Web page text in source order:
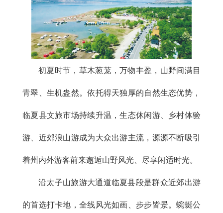
初夏时节，草木葱茏，万物丰盈，山野间满目
青翠、生机盎然。依托得天独厚的自然生态优势，
临夏县文旅市场持续升温，生态休闲游、乡村体验
游、近郊浪山游成为大众出游主流，源源不断吸引
着州内外游客前来邂逅山野风光、尽享闲适时光。
沿太子山旅游大通道临夏县段是群众近郊出游
的首选打卡地，全线风光如画、步步皆景。蜿蜒公